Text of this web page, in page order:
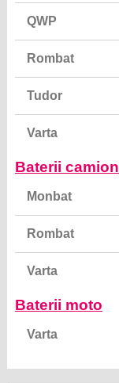
QWP
Rombat
Tudor
Varta
Baterii camion
Monbat
Rombat
Varta
Baterii moto
Varta